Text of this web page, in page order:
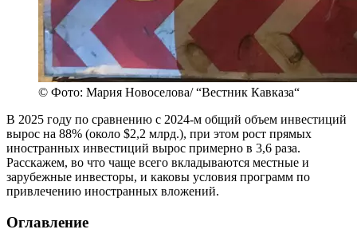
© Фото: Мария Новоселова/ “Вестник Кавказа“
В 2025 году по сравнению с 2024-м общий объем инвестиций
вырос на 88% (около $2,2 млрд.), при этом рост прямых
иностранных инвестиций вырос примерно в 3,6 раза.
Расскажем, во что чаще всего вкладываются местные и
зарубежные инвесторы, и каковы условия программ по
привлечению иностранных вложений.
Оглавление